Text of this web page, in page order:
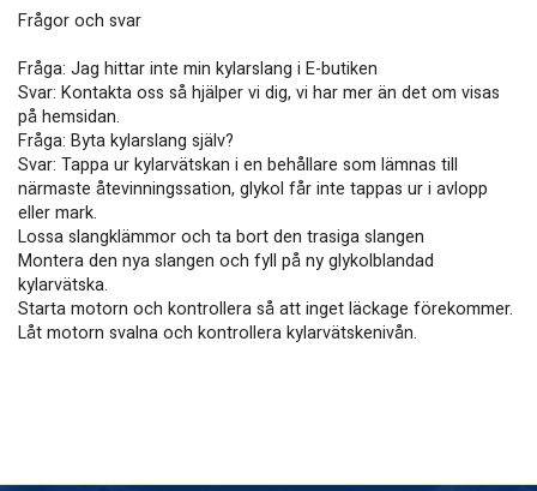
Frågor och svar
Fråga: Jag hittar inte min kylarslang i E-butiken
Svar: Kontakta oss så hjälper vi dig, vi har mer än det om visas
på hemsidan.
Fråga: Byta kylarslang själv?
Svar: Tappa ur kylarvätskan i en behållare som lämnas till
närmaste åtevinningssation, glykol får inte tappas ur i avlopp
eller mark.
Lossa slangklämmor och ta bort den trasiga slangen
Montera den nya slangen och fyll på ny glykolblandad
kylarvätska.
Starta motorn och kontrollera så att inget läckage förekommer.
Låt motorn svalna och kontrollera kylarvätskenivån.